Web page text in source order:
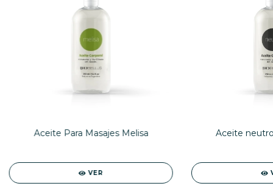
Aceite Para Masajes Melisa
VER
Aceite